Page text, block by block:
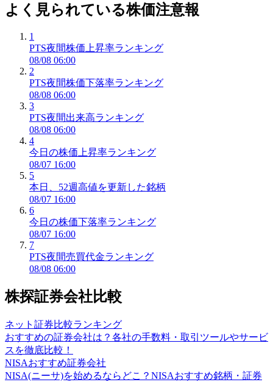
よく見られている株価注意報
1
PTS夜間株価上昇率ランキング
08/08 06:00
2
PTS夜間株価下落率ランキング
08/08 06:00
3
PTS夜間出来高ランキング
08/08 06:00
4
今日の株価上昇率ランキング
08/07 16:00
5
本日、52週高値を更新した銘柄
08/07 16:00
6
今日の株価下落率ランキング
08/07 16:00
7
PTS夜間売買代金ランキング
08/08 06:00
株探証券会社比較
ネット証券比較ランキング
おすすめの証券会社は？各社の手数料・取引ツールやサービ
スを徹底比較！
NISAおすすめ証券会社
NISA(ニーサ)を始めるならどこ？NISAおすすめ銘柄・証券